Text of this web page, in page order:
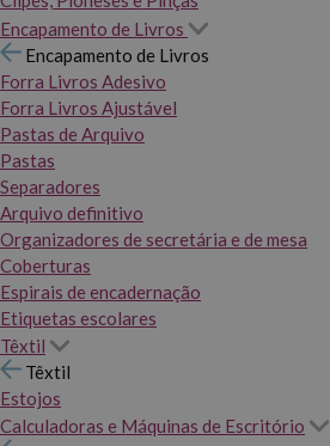
Encapamento de Livros
Encapamento de Livros
Forra Livros Adesivo
Forra Livros Ajustável
Pastas de Arquivo
Pastas
Separadores
Arquivo definitivo
Organizadores de secretária e de mesa
Coberturas
Espirais de encadernação
Etiquetas escolares
Têxtil
Têxtil
Estojos
Calculadoras e Máquinas de Escritório